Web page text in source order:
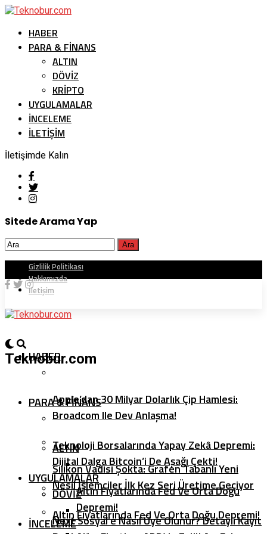
HABER
PARA & FINANS
ALTIN
DÖVIZ
KRIPTO
UYGULAMALAR
İNCELEME
İLETİŞİM
İletişimde Kalın
Sitede Arama Yap
Gizlilik Politikası
Hakkımızda
İletişim
Teknobur.com
HABER
Apple’dan 30 Milyar Dolarlık Çip Hamlesi:
Broadcom Ile Dev Anlaşma!
Silikon Vadisi Şokta: Grafen Tabanlı Yeni
Nesil İşlemciler İlk Kez Seri Üretime Geçiyor
PARA & FINANS
Teknoloji Borsalarında Yapay Zekâ Depremi:
Dijital Dalga Bitcoin’i De Aşağı Çekti!
Altın Fiyatlarında Fed Ve Orta Doğu Depremi!
ALTIN
Altın Fiyatlarında Fed Ve Orta Doğu
Depremi!
DÖVIZ
UYGULAMALAR
Next Sosyal’e Nasıl Üye Olunur? Detaylı Kayıt
İNCELEME